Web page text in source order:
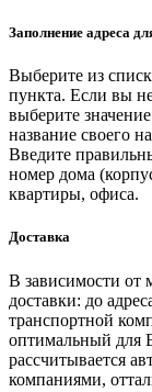
Заполнение адреса
Выберите из
пункта. Если вы
выберите
название своего
Введите
номер дома
квартиры, офиса.
Доставка
В зависимости от
доставки: до
транспортной
оптимальный для
рассчитывается
компаниями,